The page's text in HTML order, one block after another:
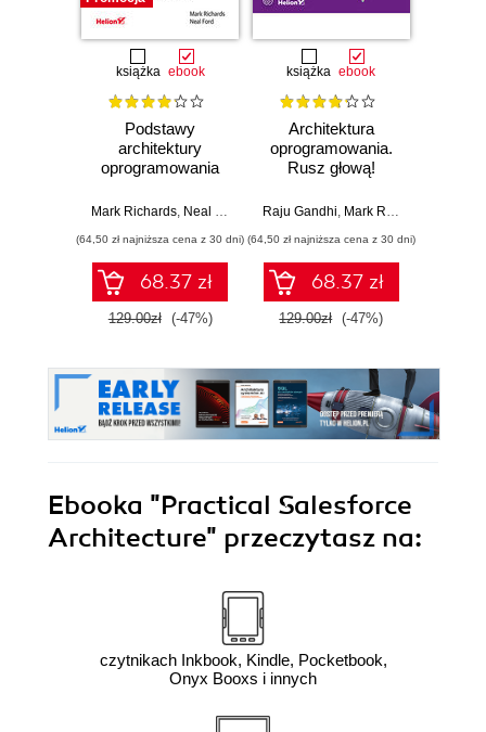
książka ebook
Podstawy
architektury
oprogramowania
Wydanie II
Mark Richards, Neal Ford
(64,50 zł najniższa cena z 30 dni)
68.37 zł
129.00zł (-47%)
książka ebook
Architektura
oprogramowania.
Rusz głową!
myśleniu
Raju Gandhi, Mark Richards
(64,50 zł najniższa cena z 30 dni)
68.37 zł
129.00zł (-47%)
Ebooka "Practical Salesforce
Architecture" przeczytasz na:
czytnikach Inkbook, Kindle, Pocketbook,
Onyx Booxs i innych